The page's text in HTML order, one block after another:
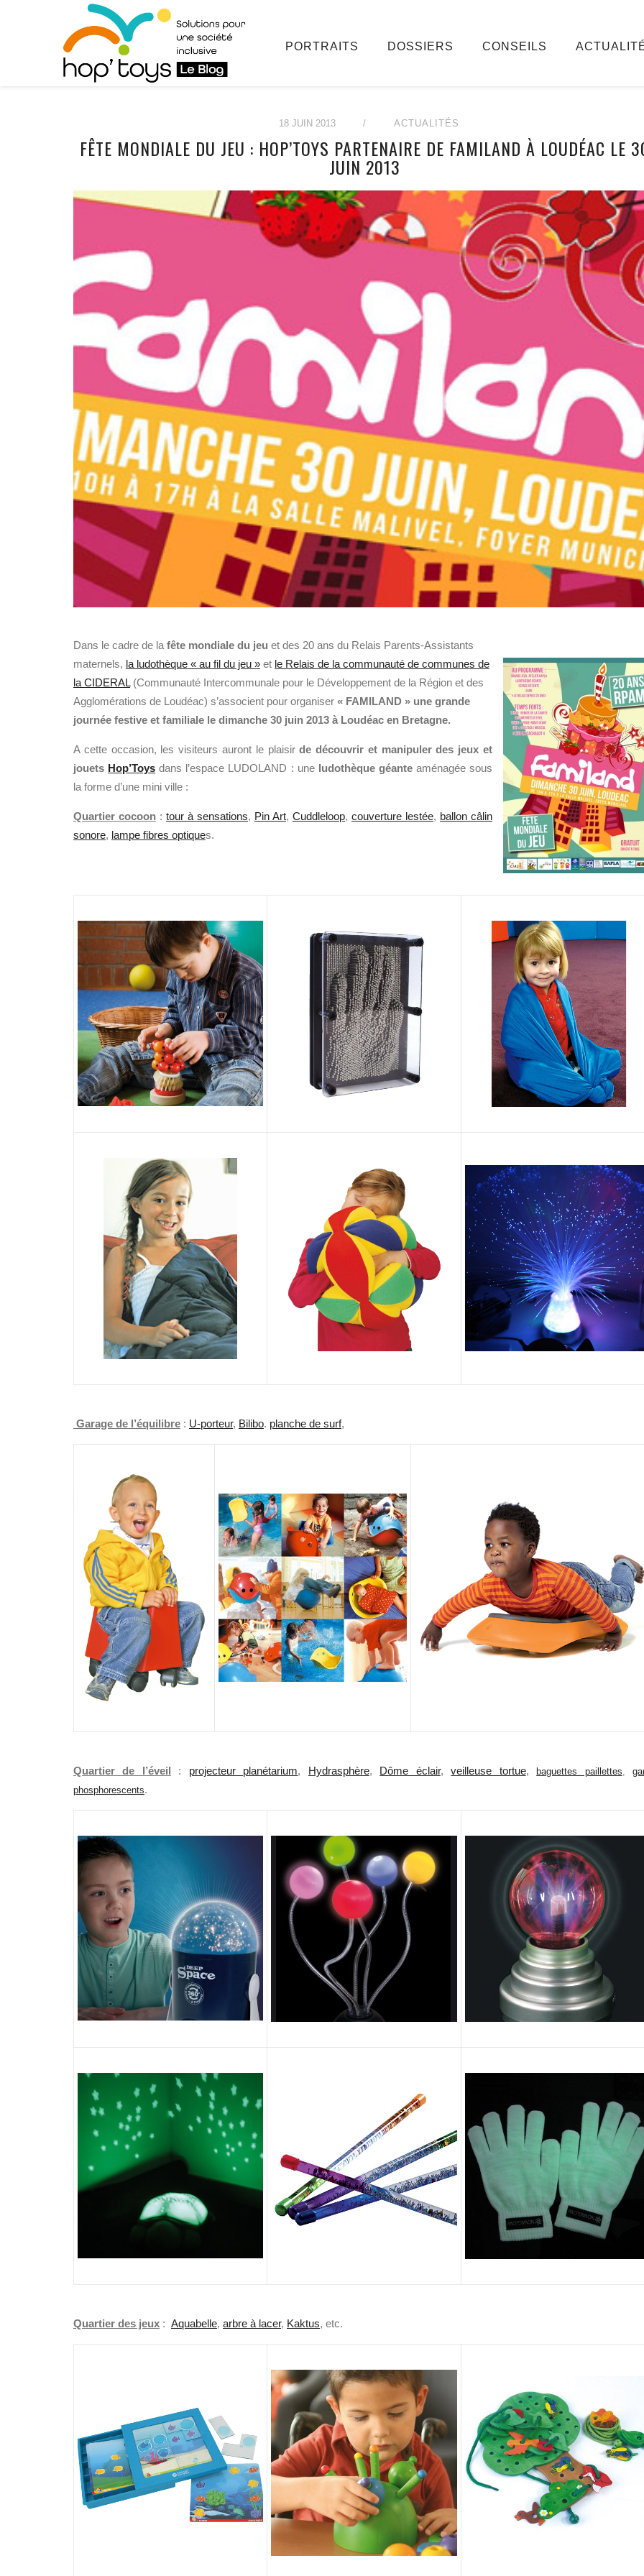
PORTRAITS DOSSIERS CONSEILS
18 JUIN 2013 / ACTUALITÉS
FÊTE MONDIALE DU JEU : HOP’TOYS PARTENAIRE DE FAMILAND À LOUDÉAC LE
JUIN 2013
Dans le cadre de la fête mondiale du jeu et des 20 ans du Relais Parents-Assistants
maternels, la ludothèque « au fil du jeu » et le Relais de la communauté de communes de
la CIDERAL(Communauté Intercommunale pour le Développement de la Région et des
Agglomérations de Loudéac) s’associent pour organiser « FAMILAND » une grande
journée festive et familiale le dimanche 30 juin 2013 à Loudéac en Bretagne.
A cette occasion, les visiteurs auront le plaisirde découvrir et manipuler des jeux et
jouets Hop’Toys dans l’espace LUDOLAND : une ludothèque géanteaménagée sous
la forme d’une mini ville :
Quartier cocoon : tour à sensations, Pin Art, Cuddleloop, couverture lestée, ballon câlin
sonore, lampe fibres optiques.
Garage de l’équilibre : U-porteur, Bilibo. planche de surf,
Quartier de l’éveil : projecteur planétarium, Hydrasphère, Dôme éclair,veilleuse tortue,baguettes paillettes,
phosphorescents.
Quartier des jeux : Aquabelle, arbre à lacer, Kaktus, etc.